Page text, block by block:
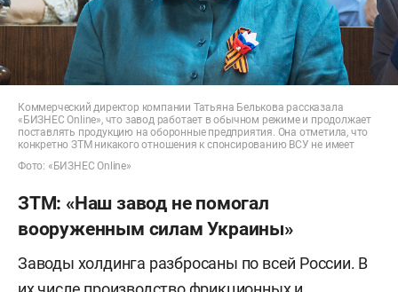
Коммерческий директор компании Татьяна Белькова рассказала
«БИЗНЕС Online», что завод работает в обычном режиме и продолжает
поставлять продукцию на оборонные предприятия. Она отметила, что
конкретно ЗТМ никакого отношения к спонсированию ВСУ не имеет
Фото: «БИЗНЕС Online»
ЗТМ: «Наш завод не помогал
вооруженным силам Украины»
Заводы холдинга разбросаны по всей России. В